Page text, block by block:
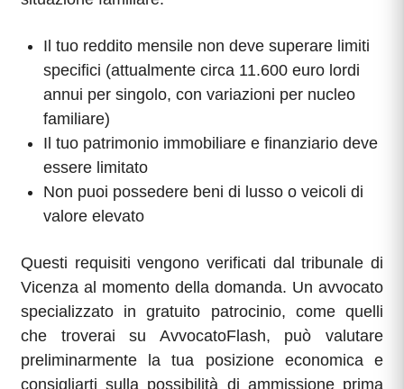
Il tuo reddito mensile non deve superare limiti
specifici (attualmente circa 11.600 euro lordi
annui per singolo, con variazioni per nucleo
familiare)
Il tuo patrimonio immobiliare e finanziario deve
essere limitato
Non puoi possedere beni di lusso o veicoli di
valore elevato
Questi requisiti vengono verificati dal tribunale di
Vicenza al momento della domanda. Un avvocato
specializzato in gratuito patrocinio, come quelli
che troverai su AvvocatoFlash, può valutare
preliminarmente la tua posizione economica e
consigliarti sulla possibilità di ammissione prima